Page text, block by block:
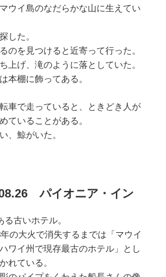
ウイ島のなだらかな山に生えてい
した。
のを見つけると近寄って行った。
上げ、滝のように落としていた。
本棚に飾ってある。
車で走っていると、ときどき人が
ていることがある。
、鯨がいた。
パイオニア・イン
古いホテル。
の大火で消失するまでは「マウイ
ワイ州で現存最古のホテル」とし
れている。